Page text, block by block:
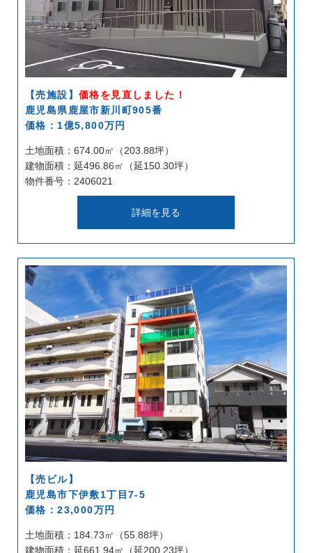
【売施設】 価格を見直しました！
鹿児島県鹿屋市新川町905番
価格：1億5,800万円
土地面積：674.00㎡（203.88坪）
建物面積：延496.86㎡（延150.30坪）
物件番号：2406021
詳細を見る
【売ビル】
鹿児島市下伊敷1丁目7-5
価格：23,000万円
土地面積：184.73㎡（55.88坪）
建物面積：延661.94㎡（延200.23坪）